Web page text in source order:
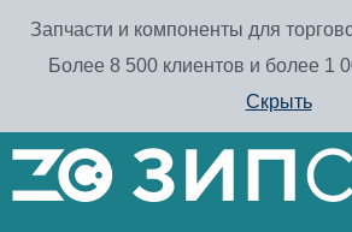
Запчасти и компоненты для
Более 8 500 клиентов и более 1
Скрыть